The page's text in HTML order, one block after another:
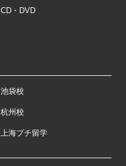
CD・DVD
池袋校
杭州校
上海プチ留学